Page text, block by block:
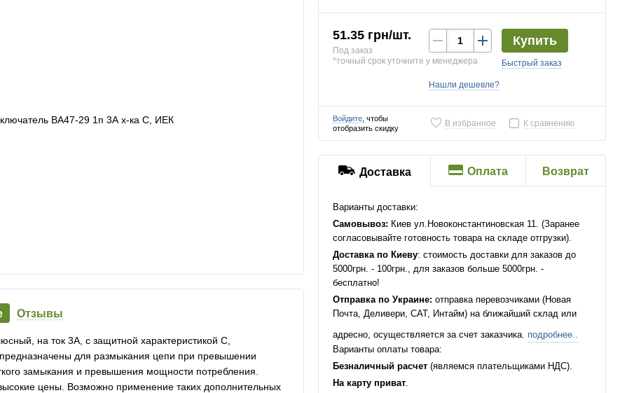
Отзывы
на ток 3А, с защитной характеристикой С,
для размыкания цепи при превышении
замыкания и превышения мощности потребления.
цены. Возможно применение таких дополнительных
51.35 грн/шт.
Под заказ
*точный срок уточните у менеджера
Купить
Быстрый заказ
Нашли дешевле?
Войдите , чтобы
отобразить скидку
В избранное К сравнению
Доставка Оплата Возврат
Варианты доставки:
Самовывоз: Киев ул.Новоконстантиновская 11. (Заранее
согласовывайте готовность товара на складе отгрузки).
Доставка по Киеву: стоимость доставки для заказов до
5000грн. - 100грн., для заказов больше 5000грн. -
бесплатно!
Отправка по Украине: отправка перевозчиками (Новая
Почта, Деливери, САТ, Интайм) на ближайший склад или
адресно, осуществляется за счет заказчика. подробнее..
Варианты оплаты товара:
Безналичный расчет (являемся плательщиками НДС).
На карту приват.